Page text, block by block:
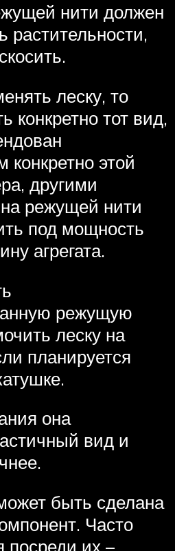
нити должен
растительности,
леску, то
конкретно тот вид,
конкретно этой
другими
режущей нити
под мощность
агрегата.
режущую
леску на
планируется
она
вид и
быть сделана
Часто
посреди их –